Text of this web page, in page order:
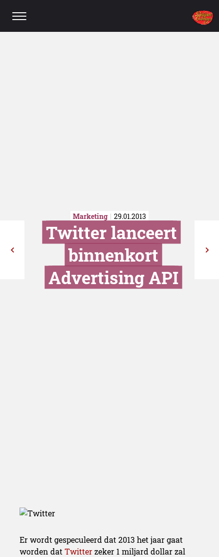
Marketing 29.01.2013
Er wordt gespeculeerd dat 2013 het jaar gaat
worden dat Twitterzeker 1 miljard dollar zal